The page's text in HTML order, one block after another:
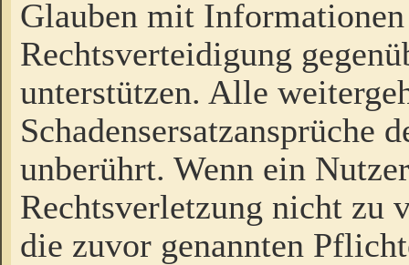
Glauben mit
Rechtsverteidigung
unterstützen. Alle
Schadensersatzansprüche
unberührt. Wenn ein
Rechtsverletzung nicht zu
die zuvor genannten